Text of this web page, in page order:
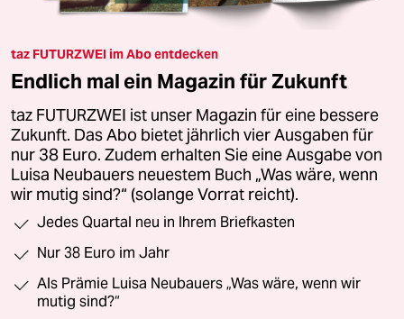
taz FUTURZWEI im Abo entdecken
Endlich mal ein Magazin für Zukunft
taz FUTURZWEI ist unser Magazin für eine bessere
Zukunft. Das Abo bietet jährlich vier Ausgaben für
nur 38 Euro. Zudem erhalten Sie eine Ausgabe von
Luisa Neubauers neuestem Buch „Was wäre, wenn
wir mutig sind?“ (solange Vorrat reicht).
Jedes Quartal neu in Ihrem Briefkasten
Nur 38 Euro im Jahr
Als Prämie Luisa Neubauers „Was wäre, wenn wir
mutig sind?“